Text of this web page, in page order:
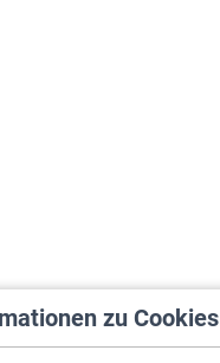
zu Cookies